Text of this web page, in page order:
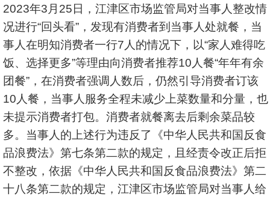
2023年3月25日，江津区市场监管局对当事人整改情
况进行“回头看”，发现有消费者到当事人处就餐，当
事人在明知消费者一行7人的情况下，以“家人难得吃
饭、选择更多”等理由向消费者推荐10人餐“年年有余
团餐”，在消费者强调人数后，仍然引导消费者订该
10人餐，当事人服务全程未减少上菜数量和分量，也
未提示消费者打包。消费者就餐离去后剩余菜品较
多。当事人的上述行为违反了《中华人民共和国反食
品浪费法》第七条第二款的规定，且经责令改正后拒
不整改，依据《中华人民共和国反食品浪费法》第二
十八条第二款的规定，江津区市场监管局对当事人给